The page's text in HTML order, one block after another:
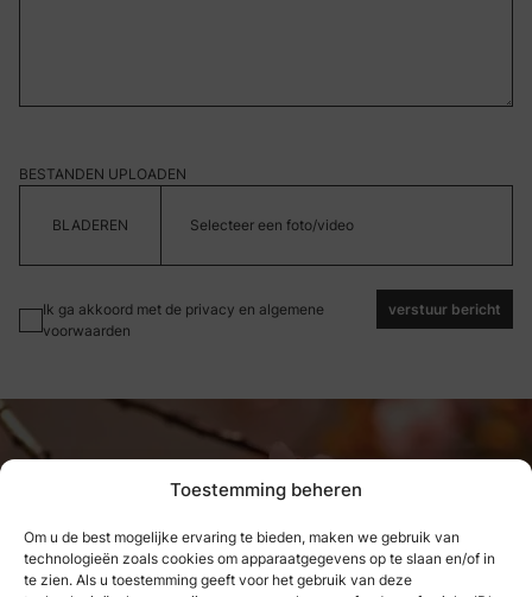
Toestemming beheren
Om u de best mogelijke ervaring te bieden, maken we gebruik van
technologieën zoals cookies om apparaatgegevens op te slaan en/of in
te zien. Als u toestemming geeft voor het gebruik van deze
BESTANDEN UPLOADEN
Selecteer een foto/video
Ik ga akkoord met de privacy en algemene
voorwaarden
verstuur bericht